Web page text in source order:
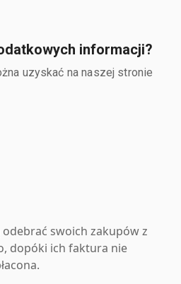
informacji?
uzyskać na naszej stronie
swoich zakupów z
dopóki ich faktura nie